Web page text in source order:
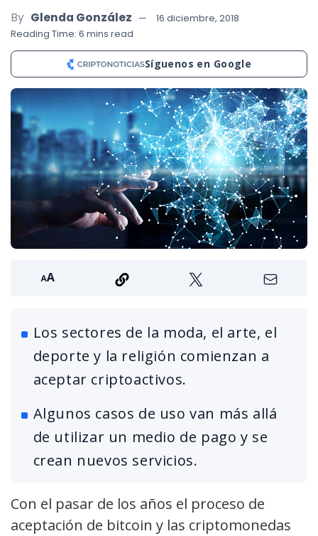
By Glenda González
16 diciembre, 2018
Reading Time: 6 mins read
Síguenos en Google
Los sectores de la moda, el arte, el
deporte y la religión comienzan a
aceptar criptoactivos.
Algunos casos de uso van más allá
de utilizar un medio de pago y se
crean nuevos servicios.
Con el pasar de los años el proceso de
aceptación de bitcoin y las criptomonedas